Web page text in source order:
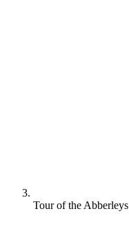
Tour of the Abberleys